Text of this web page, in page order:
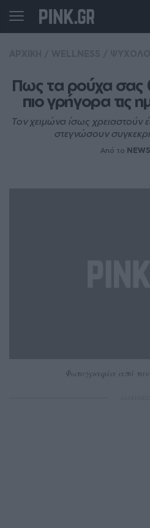
Πως τα ρούχα σας
πιο γρήγορα τις
Τον χειμώνα ίσως χρειαστούν
στεγνώσουν
Από το
Φωτογραφία από τον